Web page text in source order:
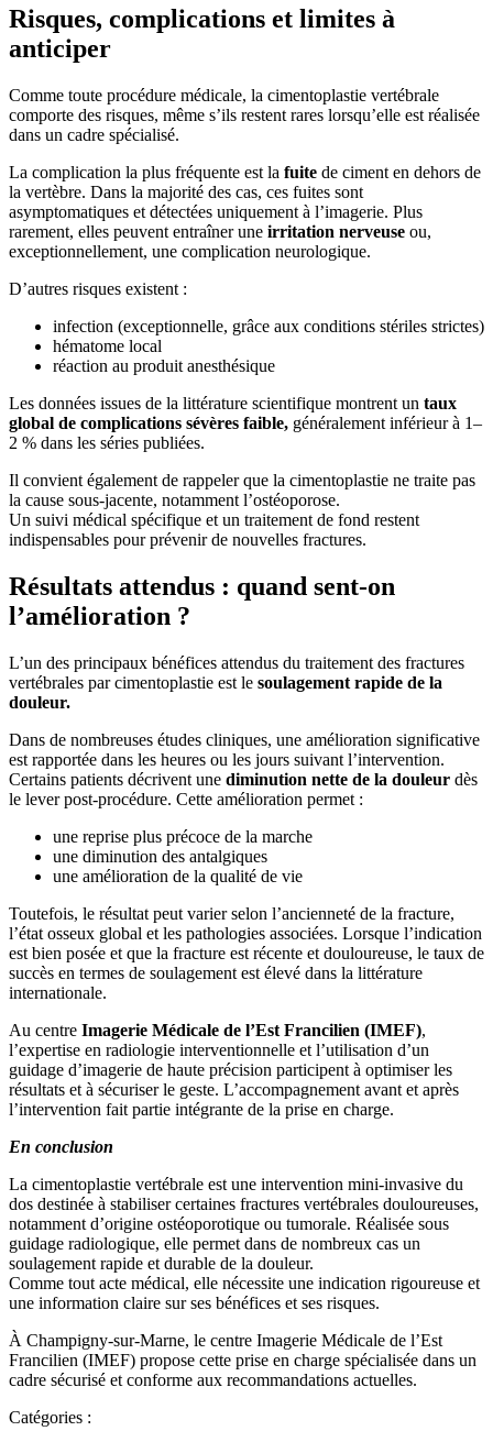
Risques, complications et limites à
anticiper
Comme toute procédure médicale, la cimentoplastie vertébrale
comporte des risques, même s’ils restent rares lorsqu’elle est réalisée
dans un cadre spécialisé.
La complication la plus fréquente est la fuite de ciment en dehors de
la vertèbre. Dans la majorité des cas, ces fuites sont
asymptomatiques et détectées uniquement à l’imagerie. Plus
rarement, elles peuvent entraîner une irritation nerveuse ou,
exceptionnellement, une complication neurologique.
D’autres risques existent :
infection (exceptionnelle, grâce aux conditions stériles strictes)
hématome local
réaction au produit anesthésique
Les données issues de la littérature scientifique montrent un taux
global de complications sévères faible, généralement inférieur à 1–
2 % dans les séries publiées.
Il convient également de rappeler que la cimentoplastie ne traite pas
la cause sous-jacente, notamment l’ostéoporose.
Un suivi médical spécifique et un traitement de fond restent
indispensables pour prévenir de nouvelles fractures.
Résultats attendus : quand sent-on
l’amélioration ?
L’un des principaux bénéfices attendus du traitement des fractures
vertébrales par cimentoplastie est le soulagement rapide de la
douleur.
Dans de nombreuses études cliniques, une amélioration significative
est rapportée dans les heures ou les jours suivant l’intervention.
Certains patients décrivent une diminution nette de la douleur dès
le lever post-procédure. Cette amélioration permet :
une reprise plus précoce de la marche
une diminution des antalgiques
une amélioration de la qualité de vie
Toutefois, le résultat peut varier selon l’ancienneté de la fracture,
l’état osseux global et les pathologies associées. Lorsque l’indication
est bien posée et que la fracture est récente et douloureuse, le taux de
succès en termes de soulagement est élevé dans la littérature
internationale.
Au centre Imagerie Médicale de l’Est Francilien (IMEF),
l’expertise en radiologie interventionnelle et l’utilisation d’un
guidage d’imagerie de haute précision participent à optimiser les
résultats et à sécuriser le geste. L’accompagnement avant et après
l’intervention fait partie intégrante de la prise en charge.
En conclusion
La cimentoplastie vertébrale est une intervention mini-invasive du
dos destinée à stabiliser certaines fractures vertébrales douloureuses,
notamment d’origine ostéoporotique ou tumorale. Réalisée sous
guidage radiologique, elle permet dans de nombreux cas un
soulagement rapide et durable de la douleur.
Comme tout acte médical, elle nécessite une indication rigoureuse et
une information claire sur ses bénéfices et ses risques.
À Champigny-sur-Marne, le centre Imagerie Médicale de l’Est
Francilien (IMEF) propose cette prise en charge spécialisée dans un
cadre sécurisé et conforme aux recommandations actuelles.
Catégories :